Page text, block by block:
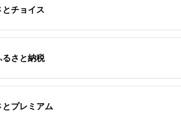
とチョイス
るさと納税
とプレミアム